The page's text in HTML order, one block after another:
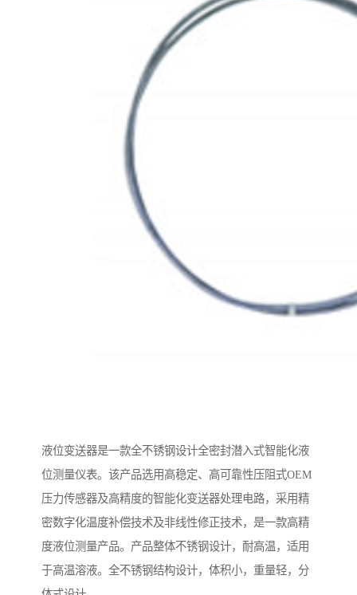
液位变送器是一款全不锈钢设计全密封潜入式智能化液
位测量仪表。该产品选用高稳定、高可靠性压阻式OEM
压力传感器及高精度的智能化变送器处理电路，采用精
密数字化温度补偿技术及非线性修正技术，是一款高精
度液位测量产品。产品整体不锈钢设计，耐高温，适用
于高温溶液。全不锈钢结构设计，体积小，重量轻，分